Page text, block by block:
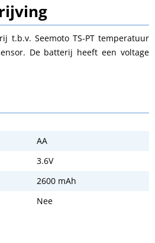
t.b.v. Seemoto TS-PT temperatuur
De batterij heeft een voltage
AA
3.6V
2600 mAh
Nee